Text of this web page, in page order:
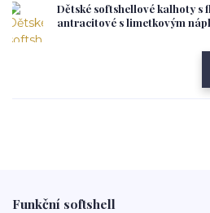
Dětské softshellové kalhoty s
antracitové s limetkovým
Funkční softshell